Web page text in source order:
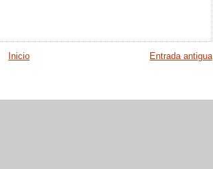
Entrada antigua
Inicio